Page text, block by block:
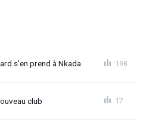
s'en prend à Nkada 198
club 17